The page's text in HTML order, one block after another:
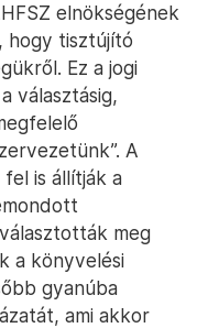
elnökségének
hogy tisztújító
Ez a jogi
választásig,
A
is állítják a
meg
a könyvelési
gyanúba
ami akkor